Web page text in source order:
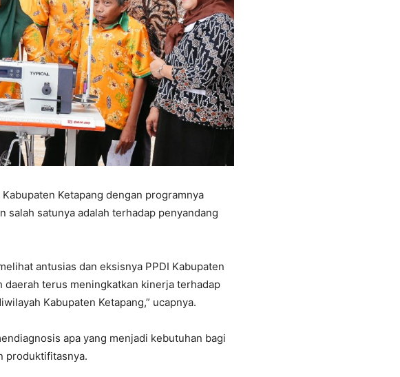
Ketapang dengan programnya
salah satunya adalah terhadap penyandang
antusias dan eksisnya PPDI Kabupaten
terus meningkatkan kinerja terhadap
Kabupaten Ketapang,” ucapnya.
apa yang menjadi kebutuhan bagi
produktifitasnya.